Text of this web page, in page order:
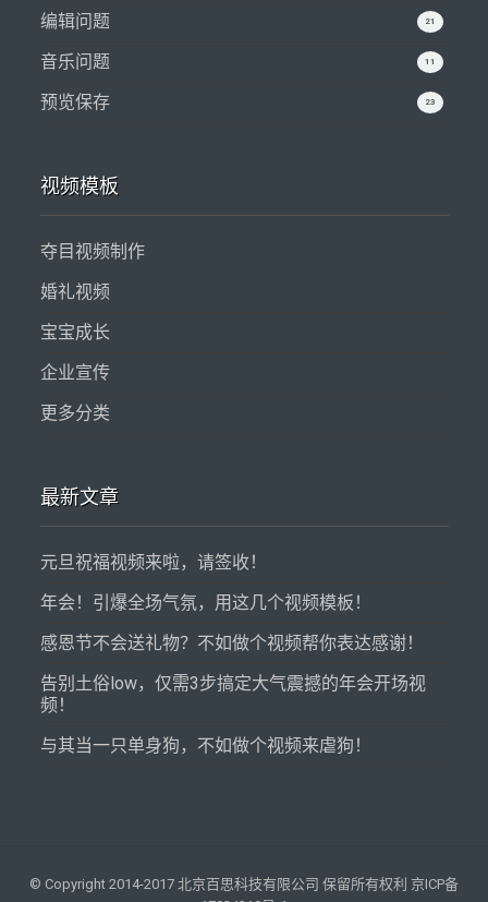
21
编辑问题
11
音乐问题
23
预览保存
视频模板
夺目视频制作
婚礼视频
宝宝成长
企业宣传
更多分类
最新文章
元旦祝福视频来啦，请签收！
年会！引爆全场气氛，用这几个视频模板！
感恩节不会送礼物？不如做个视频帮你表达感谢！
告别土俗low，仅需3步搞定大气震撼的年会开场视
频！
与其当一只单身狗，不如做个视频来虐狗！
© Copyright 2014-2017 北京百思科技有限公司 保留所有权利 京ICP备